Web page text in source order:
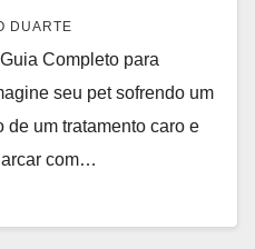
DUARTE
Completo para
seu pet sofrendo um
um tratamento caro e
arcar com…